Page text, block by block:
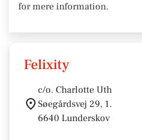
for mere information.
Felixity
c/o. Charlotte Uth
Søegårdsvej 29, 1.
6640 Lunderskov